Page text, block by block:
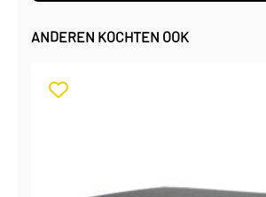
ANDEREN KOCHTEN OOK